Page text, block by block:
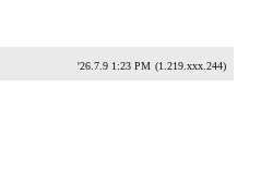
'26.7.9 1:23 PM (1.219.xxx.244)